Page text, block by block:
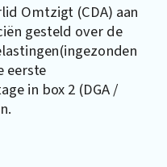
Omtzigt (CDA) aan
gesteld over de
eerste
in box 2 (DGA /